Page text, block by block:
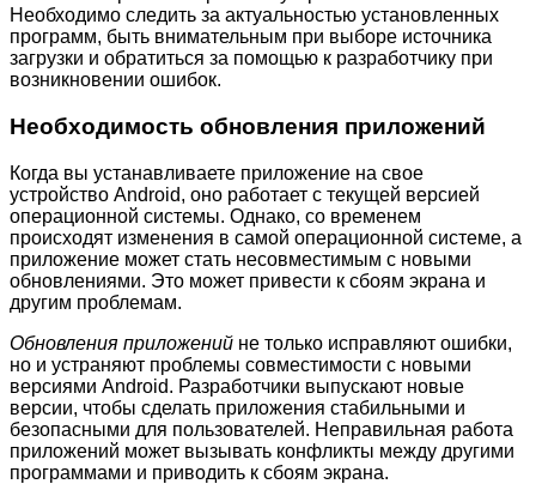
Необходимо следить за актуальностью установленных
программ, быть внимательным при выборе источника
загрузки и обратиться за помощью к разработчику при
возникновении ошибок.
Необходимость обновления приложений
Когда вы устанавливаете приложение на свое
устройство Android, оно работает с текущей версией
операционной системы. Однако, со временем
происходят изменения в самой операционной системе, а
приложение может стать несовместимым с новыми
обновлениями. Это может привести к сбоям экрана и
другим проблемам.
Обновления приложений не только исправляют ошибки,
но и устраняют проблемы совместимости с новыми
версиями Android. Разработчики выпускают новые
версии, чтобы сделать приложения стабильными и
безопасными для пользователей. Неправильная работа
приложений может вызывать конфликты между другими
программами и приводить к сбоям экрана.